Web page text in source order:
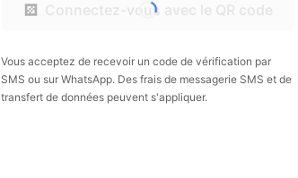
Connectez-vous avec le QR code
Vous acceptez de recevoir un code de vérification par
SMS ou sur WhatsApp. Des frais de messagerie SMS et de
transfert de données peuvent s'appliquer.